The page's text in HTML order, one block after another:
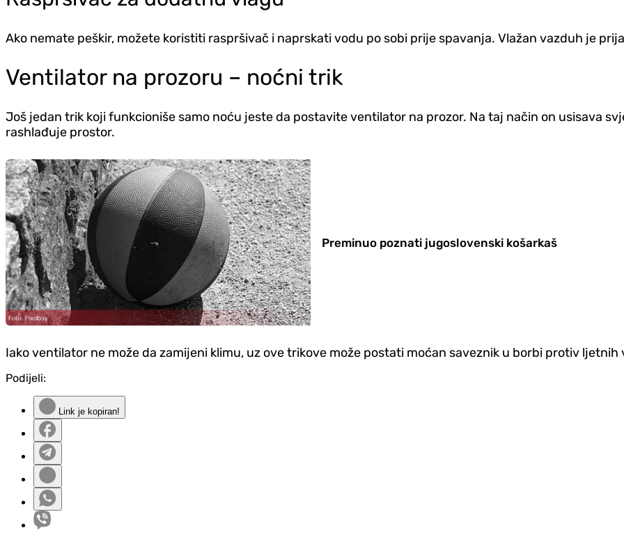
Ako nemate peškir, možete koristiti raspršivač i naprskati vodu po sobi prije spavanja. Vlažan vazduh je
Ventilator na prozoru – noćni trik
Još jedan trik koji funkcioniše samo noću jeste da postavite ventilator na prozor. Na taj način on usisava
rashlađuje prostor.
Preminuo poznati jugoslovenski košarkaš
Iako ventilator ne može da zamijeni klimu, uz ove trikove može postati moćan saveznik u borbi protiv ljetnih
Podijeli:
Link je kopiran!